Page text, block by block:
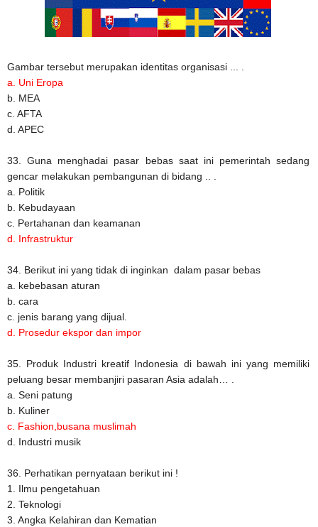
Gambar tersebut merupakan identitas organisasi ... .
a. Uni Eropa
b. MEA
c. AFTA
d. APEC
33. Guna menghadai pasar bebas saat ini pemerintah sedang
gencar melakukan pembangunan di bidang .. .
a. Politik
b. Kebudayaan
c. Pertahanan dan keamanan
d. Infrastruktur
34. Berikut ini yang tidak di inginkan dalam pasar bebas
a. kebebasan aturan
b. cara
c. jenis barang yang dijual.
d. Prosedur ekspor dan impor
35. Produk Industri kreatif Indonesia di bawah ini yang memiliki
peluang besar membanjiri pasaran Asia adalah… .
a. Seni patung
b. Kuliner
c. Fashion,busana muslimah
d. Industri musik
36. Perhatikan pernyataan berikut ini !
1. Ilmu pengetahuan
2. Teknologi
3. Angka Kelahiran dan Kematian